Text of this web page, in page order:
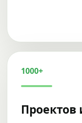
1000+
Проектов